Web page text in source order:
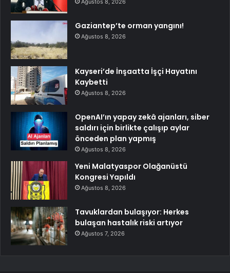
Ağustos 8, 2026
Gaziantep’te orman yangını!
Ağustos 8, 2026
Kayseri’de İnşaatta İşçi Hayatını
Kaybetti
Ağustos 8, 2026
OpenAI’ın yapay zekâ ajanları, siber
saldırı için birlikte çalışıp aylar
önceden plan yapmış
Ağustos 8, 2026
Yeni Malatyaspor Olağanüstü
Kongresi Yapıldı
Ağustos 8, 2026
Tavuklardan bulaşıyor: Herkes
bulaşan hastalık riski artıyor
Ağustos 7, 2026